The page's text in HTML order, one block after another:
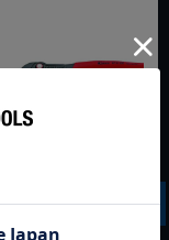
8721-250 KNIPEX